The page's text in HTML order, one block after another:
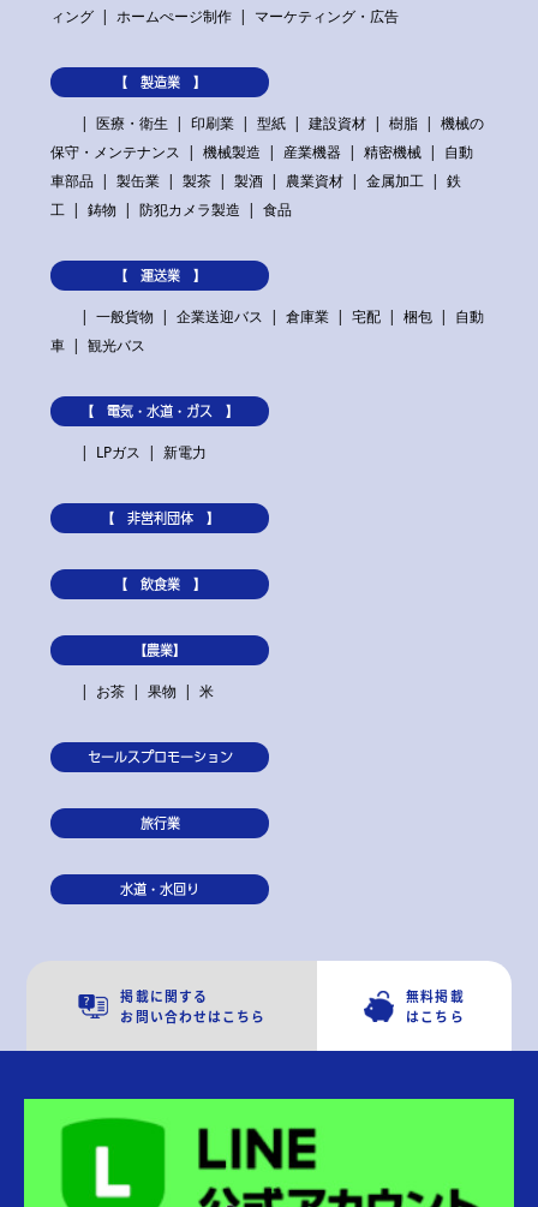
ィング
ホームぺージ制作 マーケティング・広告
【 製造業 】
医療・衛生
印刷業 型紙 建設資材 樹脂
機械の
保守・メンテナンス
機械製造 産業機器 精密機械
自動
車部品
製缶業 製茶 製酒 農業資材 金属加工
鉄
工
鋳物 防犯カメラ製造 食品
【 運送業 】
一般貨物
企業送迎バス 倉庫業 宅配 梱包
自動
車
観光バス
【 電気・水道・ガス 】
LPガス
新電力
【 非営利団体 】
【 飲食業 】
【農業】
お茶
果物 米
セールスプロモーション
旅行業
水道・水回り
掲載に関する
お問い合わせはこちら
無料掲載
はこちら